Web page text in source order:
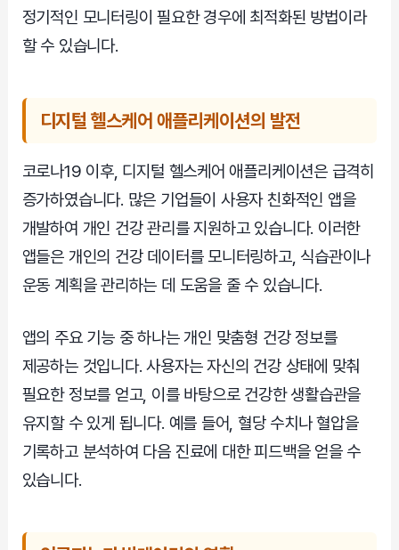
정기적인 모니터링이 필요한 경우에 최적화된 방법이라
할 수 있습니다.
디지털 헬스케어 애플리케이션의 발전
코로나19 이후, 디지털 헬스케어 애플리케이션은 급격히
증가하였습니다. 많은 기업들이 사용자 친화적인 앱을
개발하여 개인 건강 관리를 지원하고 있습니다. 이러한
앱들은 개인의 건강 데이터를 모니터링하고, 식습관이나
운동 계획을 관리하는 데 도움을 줄 수 있습니다.
앱의 주요 기능 중 하나는 개인 맞춤형 건강 정보를
제공하는 것입니다. 사용자는 자신의 건강 상태에 맞춰
필요한 정보를 얻고, 이를 바탕으로 건강한 생활습관을
유지할 수 있게 됩니다. 예를 들어, 혈당 수치나 혈압을
기록하고 분석하여 다음 진료에 대한 피드백을 얻을 수
있습니다.